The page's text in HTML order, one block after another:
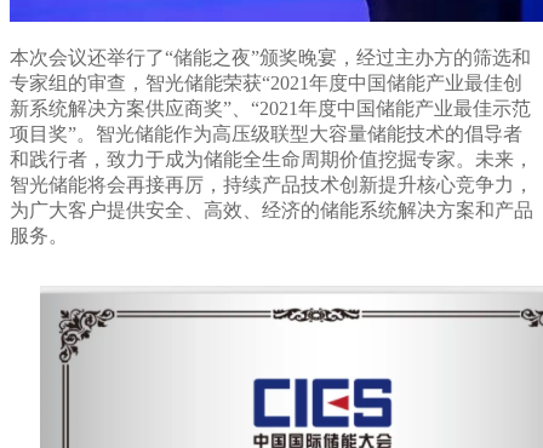
本次会议还举行了“储能之夜”颁奖晚宴，经过主办方的筛选和
专家组的审查，智光储能荣获“2021年度中国储能产业最佳创
新系统解决方案供应商奖”、“2021年度中国储能产业最佳示范
项目奖”。智光储能作为高压级联型大容量储能技术的倡导者
和践行者，致力于成为储能全生命周期价值挖掘专家。未来，
智光储能将会再接再厉，持续产品技术创新提升核心竞争力，
为广大客户提供安全、高效、经济的储能系统解决方案和产品
服务。